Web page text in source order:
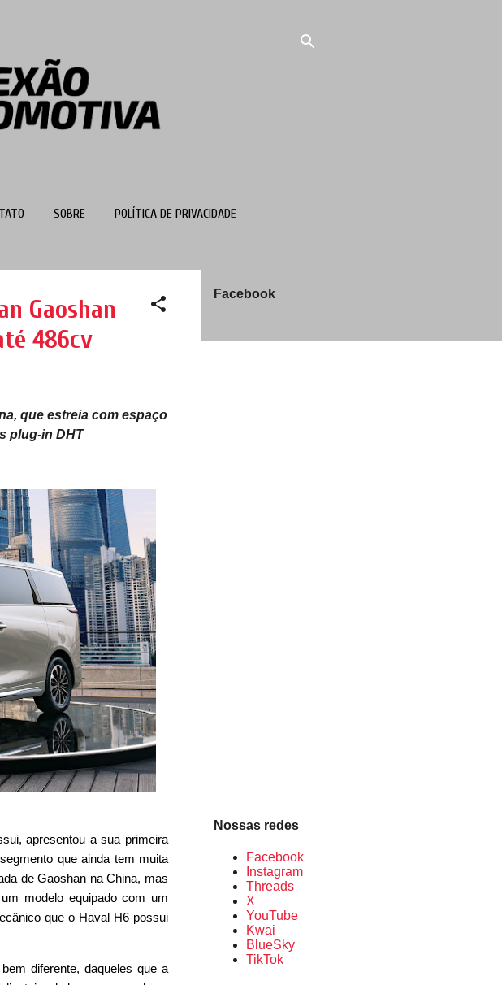
SOBRE POLÍTICA DE PRIVACIDADE
Facebook
Nossas redes
Facebook
Instagram
Threads
X
YouTube
Kwai
BlueSky
TikTok
Gaoshan
486cv
que estreia com espaço
plug-in DHT
apresentou a sua primeira
que ainda tem muita
de Gaoshan na China, mas
modelo equipado com um
que o Haval H6 possui
diferente, daqueles que a